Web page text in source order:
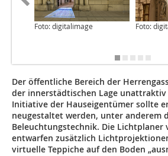
Foto: digitalimage Foto:
Der öffentliche Bereich der
der innerstädtischen Lage
Initiative der Hauseigentümer sollte
neugestaltet werden, unter anderem
Beleuchtungstechnik. Die Lichtplaner
entwarfen zusätzlich
virtuelle Teppiche auf den Boden